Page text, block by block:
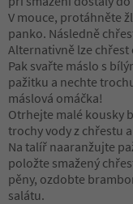
V mouce, protáhněte
panko. Následně
Alternativně lze
Pak svařte máslo s
pažitku a nechte
máslová omáčka!
Otrhejte malé kousky
trochy vody z chřestu
Na talíř naaranžujte
položte smažený
pěny, ozdobte
salátu.